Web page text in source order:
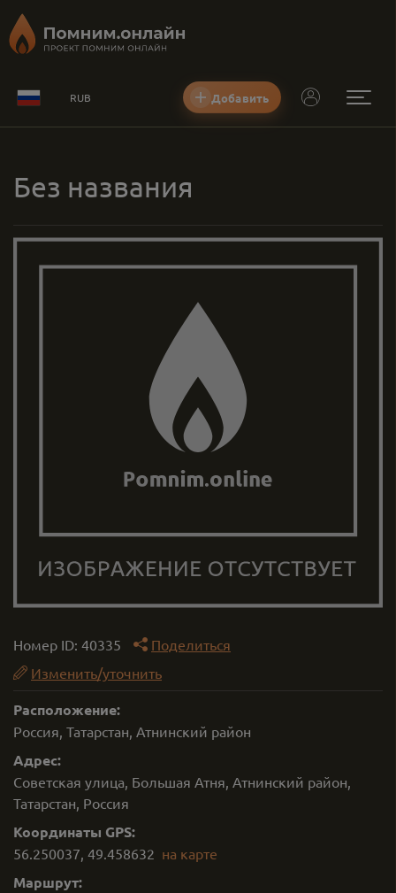
RUB Добавить
Без названия
Номер ID: 40335
Поделиться
Изменить/уточнить
Расположение:
Россия, Татарстан, Атнинский район
Адрес:
Советская улица, Большая Атня, Атнинский район,
Татарстан, Россия
Координаты GPS:
56.250037, 49.458632 на карте
Маршрут: